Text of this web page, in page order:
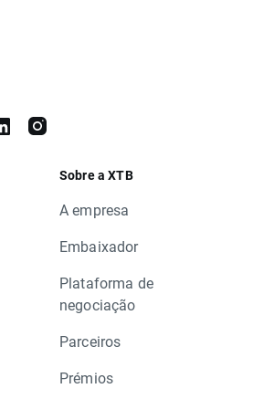
Sobre a XTB
A empresa
Embaixador
Plataforma de
negociação
Parceiros
Prémios